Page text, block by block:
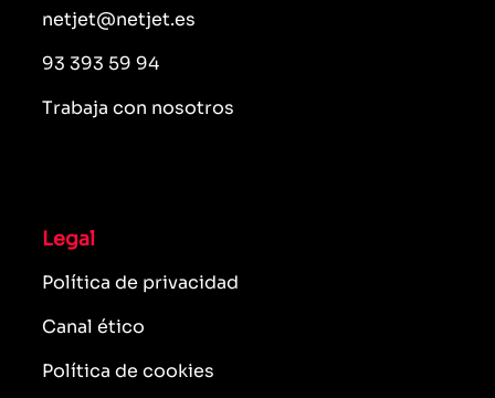
netjet@netjet.es
93 393 59 94
Trabaja con nosotros
Legal
Política de privacidad
Canal ético
Política de cookies